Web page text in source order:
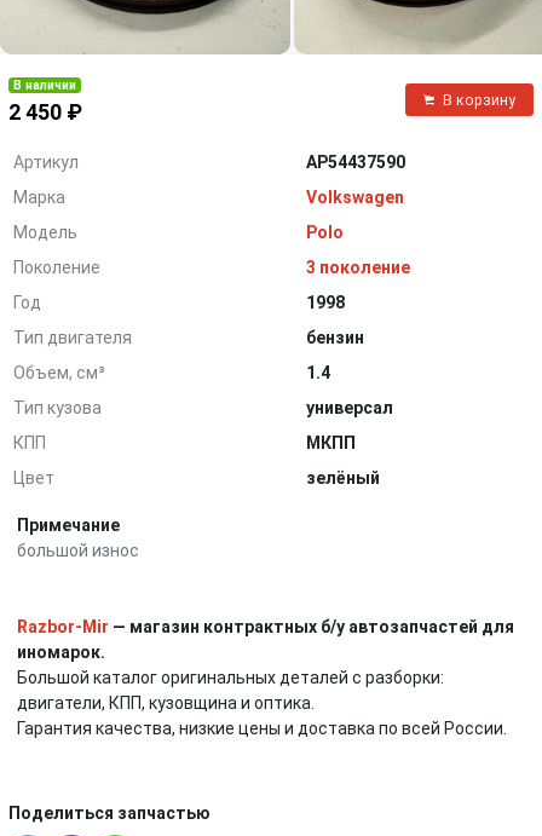
В наличии
2 450 ₽
В корзину
Артикул
AP54437590
Марка
Volkswagen
Модель
Polo
Поколение
3 поколение
Год
1998
Тип двигателя
бензин
Объем, см³
1.4
Тип кузова
универсал
КПП
МКПП
Цвет
зелёный
Примечание
большой износ
Razbor-Mir — магазин контрактных б/у автозапчастей для
иномарок.
Большой каталог оригинальных деталей с разборки:
двигатели, КПП, кузовщина и оптика.
Гарантия качества, низкие цены и доставка по всей России.
Поделиться запчастью